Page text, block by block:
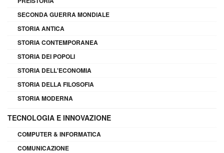
SECONDA GUERRA MONDIALE
STORIA ANTICA
STORIA CONTEMPORANEA
STORIA DEI POPOLI
STORIA DELL'ECONOMIA
STORIA DELLA FILOSOFIA
STORIA MODERNA
TECNOLOGIA E INNOVAZIONE
COMPUTER & INFORMATICA
COMUNICAZIONE